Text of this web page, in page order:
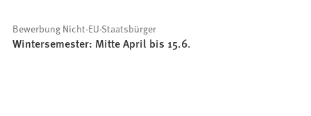
Bewerbung Nicht-EU-Staatsbürger
Wintersemester: Mitte April bis 15.6.